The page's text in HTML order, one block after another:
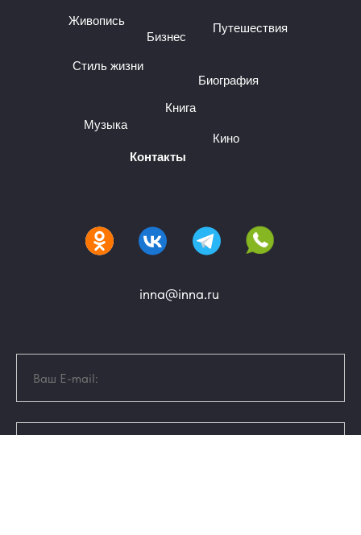
Кино
Книга
Музыка
Биография
Стиль жизни
Путешествия
Бизнес
Живопись
Контакты
inna@inna.ru